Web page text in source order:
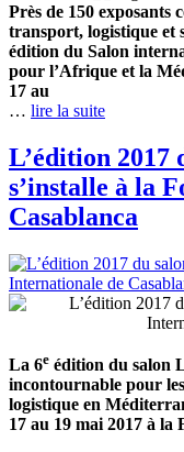
Près de 150 exposants
transport, logistique et
édition du Salon
pour l’Afrique et la
17 au
… lire la suite
L’édition 2017
s’installe à la
Casablanca
La 6e édition du salon
incontournable pour
logistique en
17 au 19 mai 2017 à